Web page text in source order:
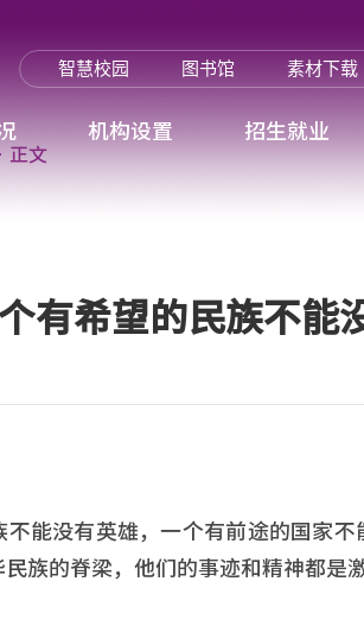
智慧校园 图书馆 素材下载
机构设置 招生就业
正文
有希望的民族不能
不能没有英雄，一个有前途的国家
族的脊梁，他们的事迹和精神都是